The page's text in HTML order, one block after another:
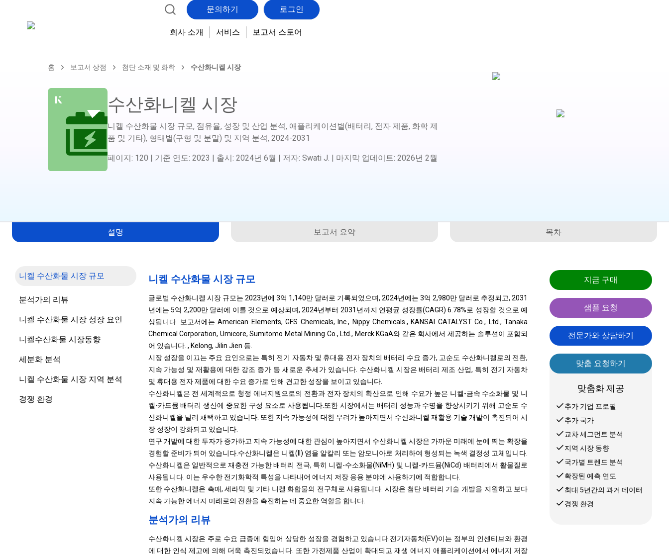
문의하기 로그인
회사 소개 서비스 보고서 스토어
홈 보고서 상점 첨단 소재 및 화학 수산화니켈 시장
수산화니켈 시장
니켈 수산화물 시장 규모, 점유율, 성장 및 산업 분석, 애플리케이션별(배터리, 전자 제품, 화학 제
품 및 기타), 형태별(구형 및 분말) 및 지역 분석, 2024-2031
페이지 : 120 기준 연도: 2023 출시 : 2024년 6월 저자: Swati J. 마지막 업데이트: 2026년 2월
설명 보고서 요약 목차
니켈 수산화물 시장 규모
분석가의 리뷰
니켈 수산화물 시장 성장 요인
니켈수산화물 시장동향
세분화 분석
니켈 수산화물 시장 지역 분석
경쟁 환경
니켈 수산화물 시장 규모
글로벌 수산화니켈 시장 규모는 2023년에 3억 1,140만 달러로 기록되었으며, 2024년에는 3억 2,980만 달러로 추정되고, 2031
년에는 5억 2,200만 달러에 이를 것으로 예상되며, 2024년부터 2031년까지 연평균 성장률(CAGR) 6.78%로 성장할 것으로 예
상됩니다. 보고서에는 American Elements, GFS Chemicals, Inc., Nippy Chemicals., KANSAI CATALYST Co., Ltd., Tanaka
Chemical Corporation, Umicore, Sumitomo Metal Mining Co., Ltd., Merck KGaA와 같은 회사에서 제공하는 솔루션이 포함되
어 있습니다. , Kelong, Jilin Jien 등.
시장 성장을 이끄는 주요 요인으로는 특히 전기 자동차 및 휴대용 전자 장치의 배터리 수요 증가, 고순도 수산화니켈로의 전환,
지속 가능성 및 재활용에 대한 강조 증가 등 새로운 추세가 있습니다. 수산화니켈 시장은 배터리 제조 산업, 특히 전기 자동차
및 휴대용 전자 제품에 대한 수요 증가로 인해 견고한 성장을 보이고 있습니다.
수산화니켈은 전 세계적으로 청정 에너지원으로의 전환과 전자 장치의 확산으로 인해 수요가 높은 니켈-금속 수소화물 및 니
켈-카드뮴 배터리 생산에 중요한 구성 요소로 사용됩니다. 또한 시장에서는 배터리 성능과 수명을 향상시키기 위해 고순도 수
산화니켈을 널리 채택하고 있습니다. 또한 지속 가능성에 대한 우려가 높아지면서 수산화니켈 재활용 기술 개발이 촉진되어 시
장 성장이 강화되고 있습니다.
연구 개발에 대한 투자가 증가하고 지속 가능성에 대한 관심이 높아지면서 수산화니켈 시장은 가까운 미래에 눈에 띄는 확장을
경험할 준비가 되어 있습니다. 수산화니켈은 니켈(II) 염을 알칼리 또는 암모니아로 처리하여 형성되는 녹색 결정성 고체입니다.
수산화니켈은 일반적으로 재충전 가능한 배터리 전극, 특히 니켈-수소화물(NiMH) 및 니켈-카드뮴(NiCd) 배터리에서 활물질로
사용됩니다. 이는 우수한 전기화학적 특성을 나타내어 에너지 저장 응용 분야에 사용하기에 적합합니다.
또한 수산화니켈은 촉매, 세라믹 및 기타 니켈 화합물의 전구체로 사용됩니다. 시장은 첨단 배터리 기술 개발을 지원하고 보다
지속 가능한 에너지 미래로의 전환을 촉진하는 데 중요한 역할을 합니다.
분석가의 리뷰
수산화니켈 시장은 주로 수요 급증에 힘입어 상당한 성장을 경험하고 있습니다. 전기자동차(EV)이는 정부의 인센티브와 환경
에 대한 인식 제고에 의해 더욱 촉진되었습니다. 또한 가전제품 산업이 확대되고 재생 에너지 애플리케이션에서 에너지 저장
지금 구매
샘플 요청
전문가와 상담하기
맞춤 요청하기
맞춤화 제공
추가 기업 프로필
추가 국가
교차 세그먼트 분석
지역 시장 동향
국가별 트렌드 분석
확장된 예측 연도
최대 5년간의 과거 데이터
경쟁 환경